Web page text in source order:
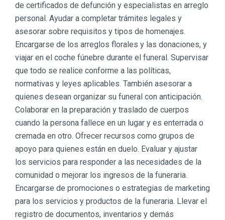
de certificados de defunción y especialistas en arreglo
personal. Ayudar a completar trámites legales y
asesorar sobre requisitos y tipos de homenajes.
Encargarse de los arreglos florales y las donaciones, y
viajar en el coche fúnebre durante el funeral. Supervisar
que todo se realice conforme a las políticas,
normativas y leyes aplicables. También asesorar a
quienes desean organizar su funeral con anticipación.
Colaborar en la preparación y traslado de cuerpos
cuando la persona fallece en un lugar y es enterrada o
cremada en otro. Ofrecer recursos como grupos de
apoyo para quienes están en duelo. Evaluar y ajustar
los servicios para responder a las necesidades de la
comunidad o mejorar los ingresos de la funeraria.
Encargarse de promociones o estrategias de marketing
para los servicios y productos de la funeraria. Llevar el
registro de documentos, inventarios y demás